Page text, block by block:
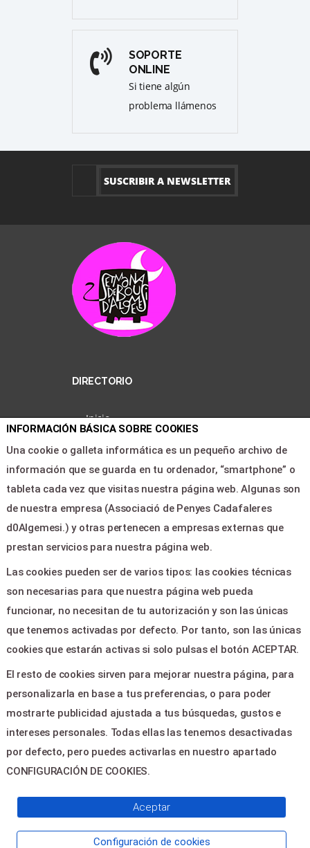
SOPORTE
ONLINE
Si tiene algún
problema llámenos
DIRECTORIO
Inicio
Aviso legal
Política de privacidad
PLAZA MAJOR 3 - ALGEMESÍ
46680
Servientradas
Reserved
INFORMACIÓN BÁSICA SOBRE COOKIES
Una cookie o galleta informática es un pequeño archivo de
información que se guarda en tu ordenador, “smartphone” o
tableta cada vez que visitas nuestra página web. Algunas son
de nuestra empresa (Associació de Penyes Cadafaleres
d0Algemesi.) y otras pertenecen a empresas externas que
prestan servicios para nuestra página web.
Las cookies pueden ser de varios tipos: las cookies técnicas
son necesarias para que nuestra página web pueda
funcionar, no necesitan de tu autorización y son las únicas
que tenemos activadas por defecto. Por tanto, son las únicas
cookies que estarán activas si solo pulsas el botón ACEPTAR.
El resto de cookies sirven para mejorar nuestra página, para
personalizarla en base a tus preferencias, o para poder
mostrarte publicidad ajustada a tus búsquedas, gustos e
intereses personales. Todas ellas las tenemos desactivadas
por defecto, pero puedes activarlas en nuestro apartado
CONFIGURACIÓN DE COOKIES.
Aceptar
Configuración de cookies